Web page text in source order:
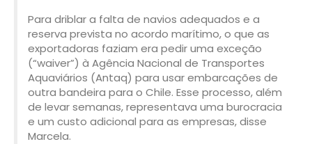
Para driblar a falta de navios adequados e a
reserva prevista no acordo marítimo, o que as
exportadoras faziam era pedir uma exceção
(“waiver”) à Agência Nacional de Transportes
Aquaviários (Antaq) para usar embarcações de
outra bandeira para o Chile. Esse processo, além
de levar semanas, representava uma burocracia
e um custo adicional para as empresas, disse
Marcela.